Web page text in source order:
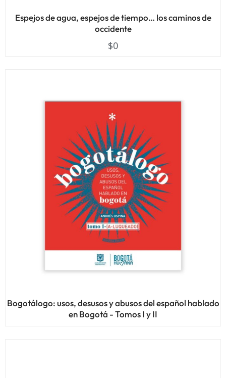
Espejos de agua, espejos de tiempo… los caminos de
occidente
$0
Bogotálogo: usos, desusos y abusos del español hablado
en Bogotá - Tomos I y II